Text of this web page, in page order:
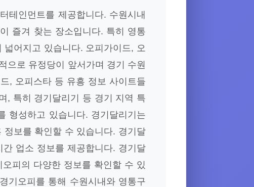
테인먼트를 제공합니다. 수원시내
즐겨 찾는 장소입니다. 특히 영통
어지고 있습니다. 오피가이드, 오
으로 유정당이 앞서가며 경기 수원
, 오피스타 등 유흥 정보 사이트들
, 특히 경기달리기 등 경기 지역 특
형성하고 있습니다. 경기달리기는
보를 확인할 수 있습니다. 경기달
업소 정보를 제공합니다. 경기달
피의 다양한 정보를 확인할 수 있
기오피를 통해 수원시내와 영통구